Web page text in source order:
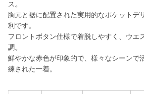
ス。
胸元と裾に配置された実用的なポケットデ
利です。
フロントボタン仕様で着脱しやすく、ウエ
調。
鮮やかな赤色が印象的で、様々なシーンで
練された一着。